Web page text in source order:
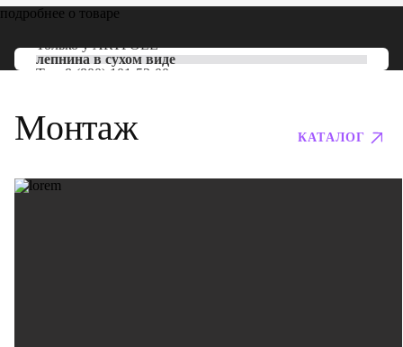
подробнее о товаре
Только уARTPOLE
лепнина в сухом виде
Тел: 8 (800) 101-53-00
Монтаж КАТАЛОГ